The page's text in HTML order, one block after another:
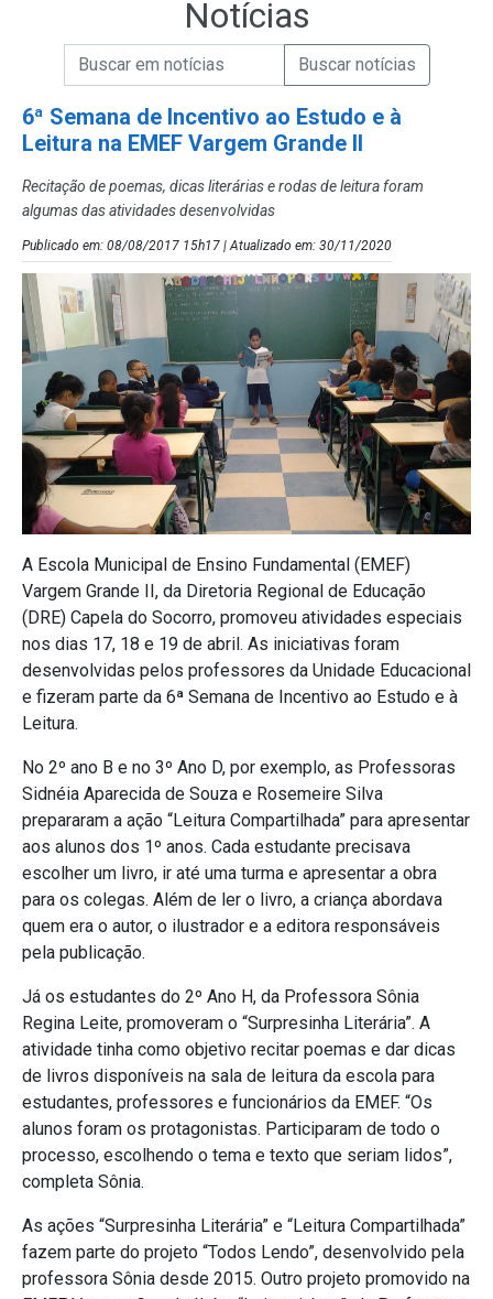
Notícias
Campo de Busca de Notícias
Campo de Busca de informaçõesEnviar a Busca de Notícias
6ª Semana de Incentivo ao Estudo e à
Leitura na EMEF Vargem Grande II
Recitação de poemas, dicas literárias e rodas de leitura foram
algumas das atividades desenvolvidas
Publicado em: 08/08/2017 15h17 | Atualizado em: 30/11/2020
A Escola Municipal de Ensino Fundamental (EMEF)
Vargem Grande II, da Diretoria Regional de Educação
(DRE) Capela do Socorro, promoveu atividades especiais
nos dias 17, 18 e 19 de abril. As iniciativas foram
desenvolvidas pelos professores da Unidade Educacional
e fizeram parte da 6ª Semana de Incentivo ao Estudo e à
Leitura.
No 2º ano B e no 3º Ano D, por exemplo, as Professoras
Sidnéia Aparecida de Souza e Rosemeire Silva
prepararam a ação “Leitura Compartilhada” para apresentar
aos alunos dos 1º anos. Cada estudante precisava
escolher um livro, ir até uma turma e apresentar a obra
para os colegas. Além de ler o livro, a criança abordava
quem era o autor, o ilustrador e a editora responsáveis
pela publicação.
Já os estudantes do 2º Ano H, da Professora Sônia
Regina Leite, promoveram o “Surpresinha Literária”. A
atividade tinha como objetivo recitar poemas e dar dicas
de livros disponíveis na sala de leitura da escola para
estudantes, professores e funcionários da EMEF. “Os
alunos foram os protagonistas. Participaram de todo o
processo, escolhendo o tema e texto que seriam lidos”,
completa Sônia.
As ações “Surpresinha Literária” e “Leitura Compartilhada”
fazem parte do projeto “Todos Lendo”, desenvolvido pela
professora Sônia desde 2015. Outro projeto promovido na